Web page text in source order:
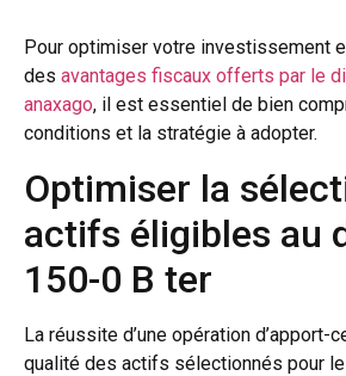
Pour optimiser votre investissement
des avantages fiscaux offerts par le
anaxago, il est essentiel de bien
conditions et la stratégie à adopter.
Optimiser la
actifs éligibles au
150-0 B ter
La réussite d’une opération d’apport-
qualité des actifs sélectionnés pour